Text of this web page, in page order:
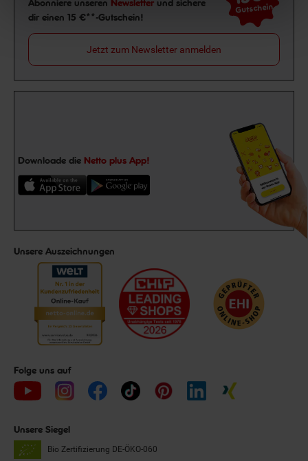
Abonniere unseren Newsletter und sichere
dir einen 15 €**-Gutschein!
Gutschein
Jetzt zum Newsletter anmelden
Downloade die Netto plus App!
Unsere Auszeichnungen
Folge uns auf
Unsere Siegel
Bio Zertifizierung DE-ÖKO-060